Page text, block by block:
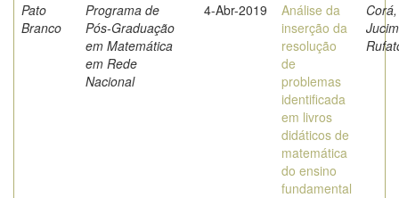
Pato
Branco
Programa de
Pós-Graduação
em Matemática
em Rede
Nacional
4-Abr-2019
Análise da
inserção da
resolução
de
problemas
identificada
em livros
didáticos de
matemática
do ensino
fundamental
Corá,